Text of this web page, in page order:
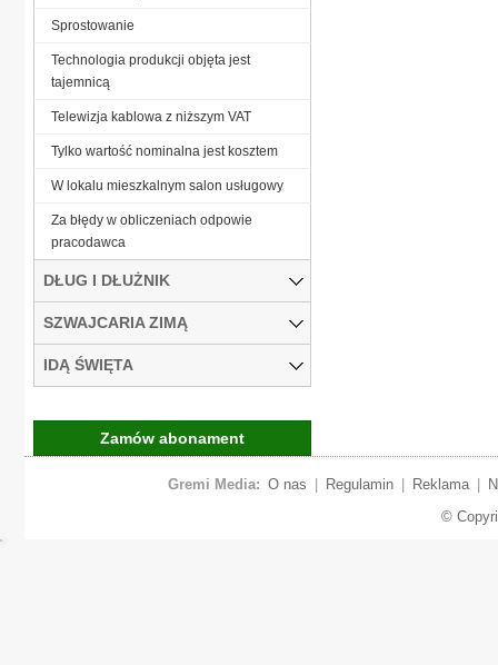
Sprostowanie
Technologia produkcji objęta jest
tajemnicą
Telewizja kablowa z niższym VAT
Tylko wartość nominalna jest kosztem
W lokalu mieszkalnym salon usługowy
Za błędy w obliczeniach odpowie
pracodawca
DŁUG I DŁUŻNIK
SZWAJCARIA ZIMĄ
IDĄ ŚWIĘTA
Zamów abonament
Gremi Media: O nas Regulamin Reklama
©